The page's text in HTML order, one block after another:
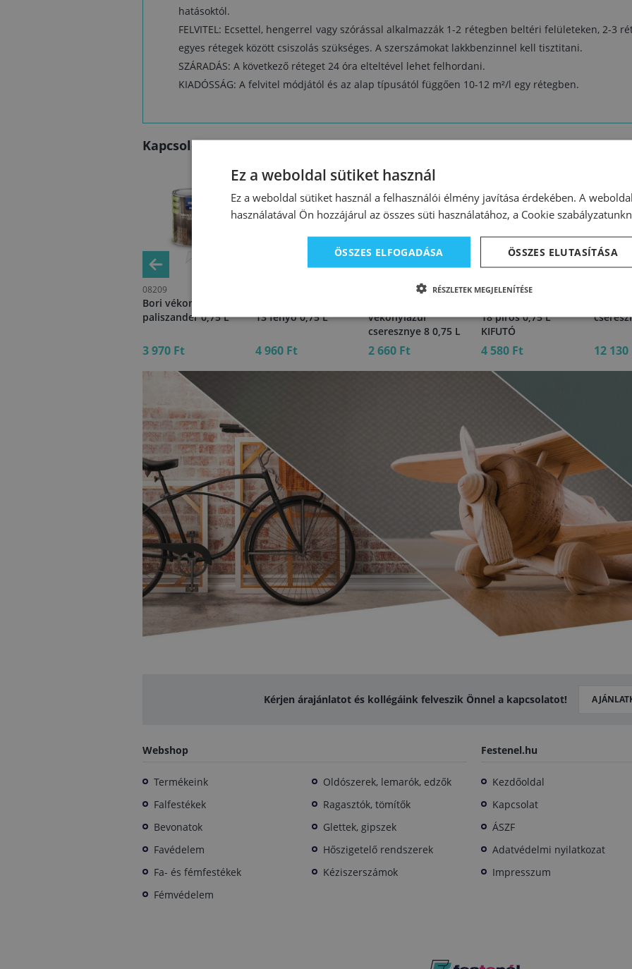
hatásoktól.
FELVITEL: Ecsettel, hengerrel vagy szórással alkalmazzák 1-2 rétegben beltéri felületeken, 2-3
egyes rétegek között csiszolás szükséges. A szerszámokat lakkbenzinnel kell tisztitani.
SZÁRADÁS: A következő réteget 24 óra elteltével lehet felhordani.
KIADÓSSÁG: A felvitel módjától és az alap típusától függően 10-12 m²/l egy rétegben.
Kapcsolódó termékek
08209
Bori vékonylazúr 9
paliszander 0,75 L
3 970 Ft
13 fenyő 0,75 L
4 960 Ft
vékonylazúr
cseresznye 8 0,75 L
2 660 Ft
55250
18 piros 0,75 L
KIFUTÓ
4 580 Ft 12
Kérjen árajánlatot és kollégáink felveszik Önnel a kapcsolatot!
Webshop
Termékeink
Falfestékek
Bevonatok
Favédelem
Fa- és fémfestékek
Fémvédelem
Oldószerek, lemarók, edzők
Ragasztók, tömítők
Glettek, gipszek
Hőszigetelő rendszerek
Kéziszerszámok
Festenel.hu
Kezdőoldal
Kapcsolat
ÁSZF
Adatvédelmi nyilatkozat
Impresszum
Ez a weboldal sütiket használ
Ez a weboldal sütiket használ a felhasználói élmény javítása érdekében. A
használatával Ön hozzájárul az összes süti használatához, a Cookie
ÖSSZES ELFOGADÁSA ÖSSZES ELUTASÍTÁSA
RÉSZLETEK MEGJELENÍTÉSE